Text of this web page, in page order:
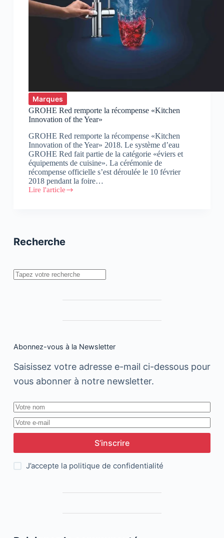
Marques
GROHE Red remporte la récompense «Kitchen
Innovation of the Year»
GROHE Red remporte la récompense «Kitchen
Innovation of the Year» 2018. Le système d’eau
GROHE Red fait partie de la catégorie «éviers et
équipements de cuisine». La cérémonie de
récompense officielle s’est déroulée le 10 février
2018 pendant la foire…
Lire l'article
GROHE
Innovation
Year»
Recherche
Rechercher
Abonnez-vous à la Newsletter
Saisissez votre adresse e-mail ci-dessous pour
vous abonner à notre newsletter.
S’inscrire
J’accepte la politique de confidentialité